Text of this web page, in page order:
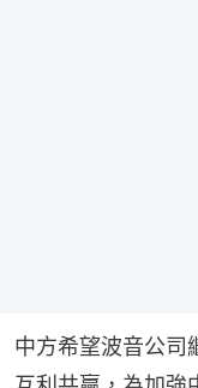
中方希望波音公司